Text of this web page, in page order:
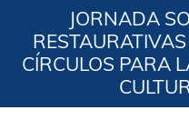
JORNADA
CÍRCULOS PARA